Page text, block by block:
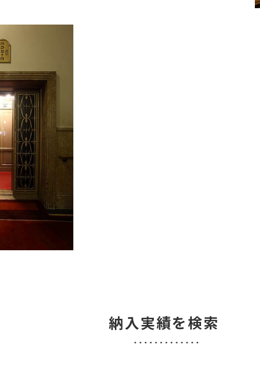
納入実績を検索